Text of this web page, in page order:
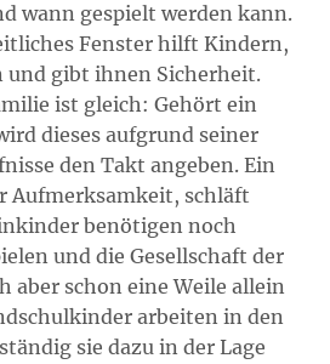
wann gespielt werden kann.
Fenster hilft Kindern,
und gibt ihnen Sicherheit.
ist gleich: Gehört ein
dieses aufgrund seiner
den Takt angeben. Ein
Aufmerksamkeit, schläft
benötigen noch
und die Gesellschaft der
aber schon eine Weile allein
arbeiten in den
sie dazu in der Lage